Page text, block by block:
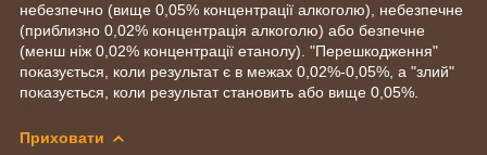
небезпечно (вище 0,05% концентрації алкоголю), небезпечне
(приблизно 0,02% концентрація алкоголю) або безпечне
(менш ніж 0,02% концентрації етанолу). "Перешкодження"
показується, коли результат є в межах 0,02%-0,05%, а "злий"
показується, коли результат становить або вище 0,05%.
Приховати